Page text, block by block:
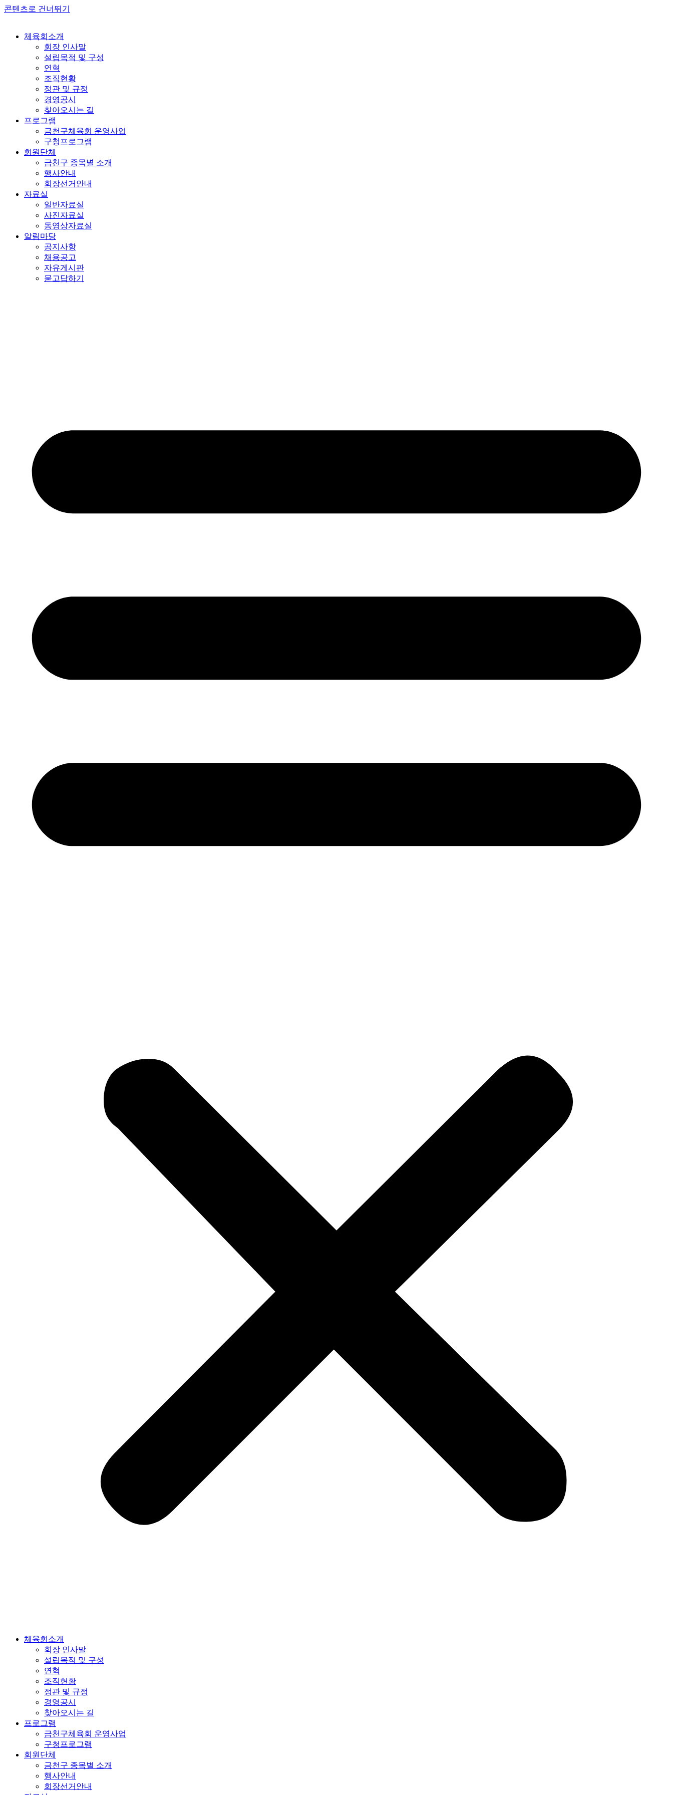
콘텐츠로 건너뛰기
체육회소개
회장 인사말
설립목적 및 구성
연혁
조직현황
정관 및 규정
경영공시
찾아오시는 길
프로그램
금천구체육회 운영사업
구청프로그램
회원단체
금천구 종목별 소개
행사안내
회장선거안내
자료실
일반자료실
사진자료실
동영상자료실
알림마당
공지사항
채용공고
자유게시판
묻고답하기
체육회소개
회장 인사말
설립목적 및 구성
연혁
조직현황
정관 및 규정
경영공시
찾아오시는 길
프로그램
금천구체육회 운영사업
구청프로그램
회원단체
금천구 종목별 소개
행사안내
회장선거안내